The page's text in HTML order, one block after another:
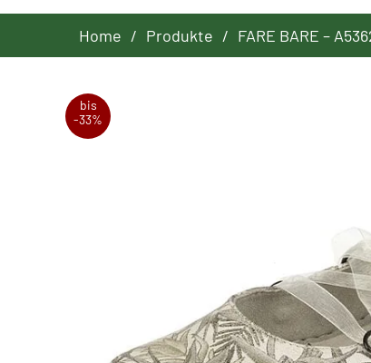
Home Produkte FARE BARE –
bis
-33%